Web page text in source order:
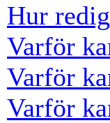
Hur
Varför
Varför
Varför